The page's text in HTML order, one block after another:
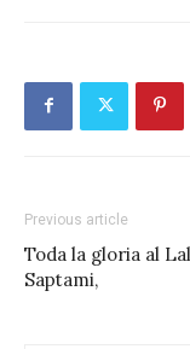
Previous article
Toda la gloria al
Saptami,